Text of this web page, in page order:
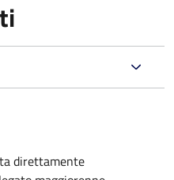
direttamente